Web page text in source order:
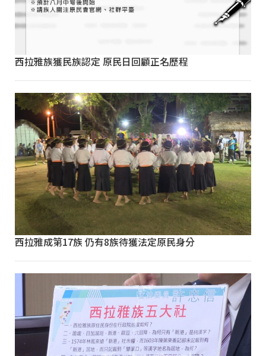
西拉雅族獲民族認定 原民日回顧正名歷程
西拉雅成第17族 仍有8族待獲法定原民身分